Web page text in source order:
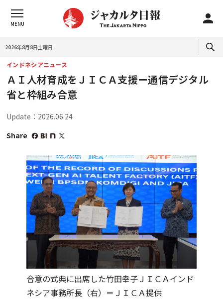
2026年8月8日土曜日
インドネシアニュース
ＡＩ人材育成をＪＩＣＡ支援ー通信デジタル
省と枠組み合意
Update：2026.06.24
Share
合意の式典に出席した竹田幸子ＪＩＣＡインド
ネシア事務所長（右）＝ＪＩＣＡ提供